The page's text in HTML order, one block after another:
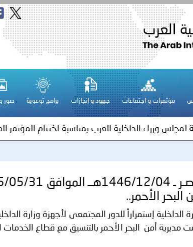
مؤتمرات و اجتماعات جهود و إنجازات برامج توعوية صور
الكويت ـ 1448/02/22هـ ــ الموافق 2026/08/05
بتعيين اللواء حمد أحمد المنيفي وكيل وزارة
لمجلس وزراء الداخلية العرب بشأن الاعتداءات
لمجلس وزراء الداخلية العرب بمناسبة اختتام المؤتمر
مشروع قانون عربي استرشادي لحماية الآثار والتراث
عشر للمسؤولين عن الأمن السياحي
فلسطين ـ 1448/02/22هـ ــ الموافق 2026/08/
البحر الأحمر..
الداخلية إستمراراً للدور المجتمعى لأجهزة وزارة
مديرية أمن البحر الأحمر بالتنسيق مع قطاع الخدمات